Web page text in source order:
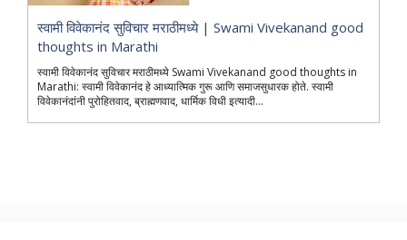
स्वामी विवेकानंद सुविचार मराठीमध्ये | Swami Vivekanand good
thoughts in Marathi
स्वामी विवेकानंद सुविचार मराठीमध्ये Swami Vivekanand good thoughts in
Marathi: स्वामी विवेकानंद हे आध्यात्मिक गुरू आणि समाजसुधारक होते. स्वामी
विवेकानंदांनी पुरोहितवाद, ब्राह्मणवाद, धार्मिक विधी इत्यादी...